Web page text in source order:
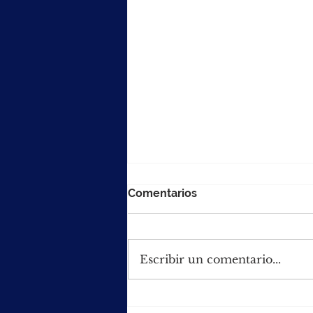
Comentarios
Escribir un comentario...